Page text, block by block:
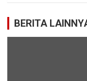
BERITA